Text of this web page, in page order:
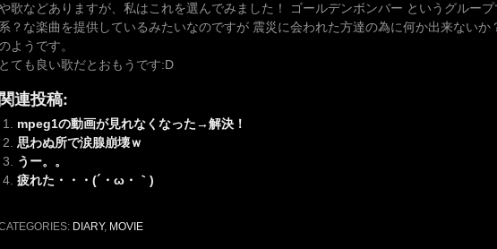
歌などありますが、私はこれを選んでみました！ ゴールデンボンバー というグルー
系？な楽曲を提供しているみたいなのですが 震災に会われた方達の為に何か出来ないか
ようです。
とても良い歌だとおもうです:D
連投稿:
mpeg1の動画が見れなくなった→解決！
思わぬ所で涙腺崩壊ｗ
うー。。
疲れた・・・(´・ω・｀)
DIARY, MOVIE